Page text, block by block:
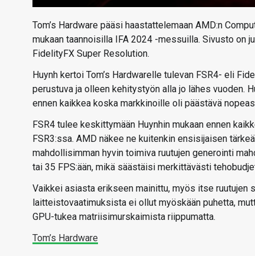
Tom’s Hardware pääsi haastattelemaan AMD:n
mukaan taannoisilla IFA 2024 -messuilla. Sivusto on
FidelityFX Super Resolution.
Huynh kertoi Tom’s Hardwarelle tulevan FSR4- eli
perustuva ja olleen kehitystyön alla jo lähes vuoden.
ennen kaikkea koska markkinoille oli päästävä
FSR4 tulee keskittymään Huynhin mukaan ennen
FSR3:ssa. AMD näkee ne kuitenkin ensisijaisen
mahdollisimman hyvin toimiva ruutujen generointi
tai 35 FPS:ään, mikä säästäisi merkittävästi
Vaikkei asiasta erikseen mainittu, myös itse ruutujen
laitteistovaatimuksista ei ollut myöskään puhetta,
GPU-tukea matriisimurskaimista riippumatta.
Tom’s Hardware